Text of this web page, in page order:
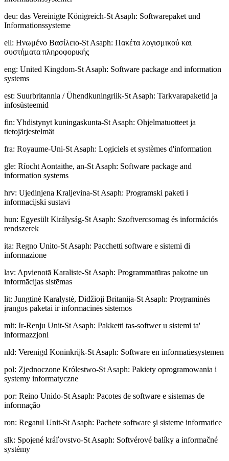
deu: das Vereinigte Königreich-St Asaph: Softwarepaket und
Informationssysteme
ell: Ηνωμένο Βασίλειο-St Asaph: Πακέτα λογισμικού και
συστήματα πληροφορικής
eng: United Kingdom-St Asaph: Software package and information
systems
est: Suurbritannia / Ühendkuningriik-St Asaph: Tarkvarapaketid ja
infosüsteemid
fin: Yhdistynyt kuningaskunta-St Asaph: Ohjelmatuotteet ja
tietojärjestelmät
fra: Royaume-Uni-St Asaph: Logiciels et systèmes d'information
gle: Ríocht Aontaithe, an-St Asaph: Software package and
information systems
hrv: Ujedinjena Kraljevina-St Asaph: Programski paketi i
informacijski sustavi
hun: Egyesült Királyság-St Asaph: Szoftvercsomag és információs
rendszerek
ita: Regno Unito-St Asaph: Pacchetti software e sistemi di
informazione
lav: Apvienotā Karaliste-St Asaph: Programmatūras pakotne un
informācijas sistēmas
lit: Jungtinė Karalystė, Didžioji Britanija-St Asaph: Programinės
įrangos paketai ir informacinės sistemos
mlt: Ir-Renju Unit-St Asaph: Pakketti tas-softwer u sistemi ta'
informazzjoni
nld: Verenigd Koninkrijk-St Asaph: Software en informatiesystemen
pol: Zjednoczone Królestwo-St Asaph: Pakiety oprogramowania i
systemy informatyczne
por: Reino Unido-St Asaph: Pacotes de software e sistemas de
informação
ron: Regatul Unit-St Asaph: Pachete software şi sisteme informatice
slk: Spojené kráľovstvo-St Asaph: Softvérové balíky a informačné
systémy